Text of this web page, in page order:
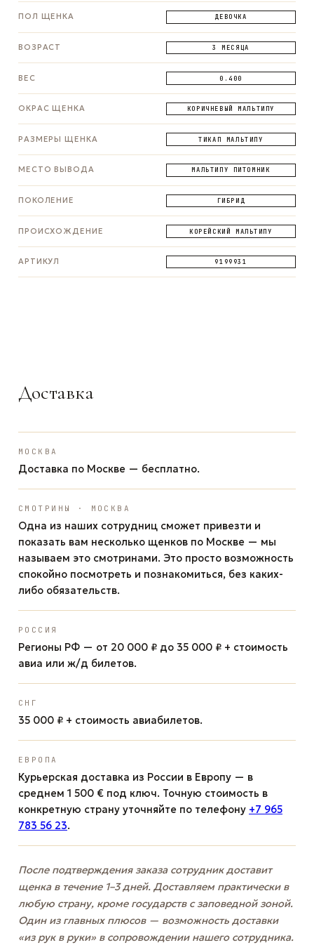
ПОЛ ЩЕНКА ДЕВОЧКА
ВОЗРАСТ 3 МЕСЯЦА
ВЕС 0.400
ОКРАС ЩЕНКА КОРИЧНЕВЫЙ МАЛЬТИПУ
РАЗМЕРЫ ЩЕНКА ТИКАП МАЛЬТИПУ
МЕСТО ВЫВОДА МАЛЬТИПУ ПИТОМНИК
ПОКОЛЕНИЕ ГИБРИД
ПРОИСХОЖДЕНИЕ КОРЕЙСКИЙ МАЛЬТИПУ
АРТИКУЛ 9199931
Доставка
МОСКВА
Доставка по Москве — бесплатно.
СМОТРИНЫ · МОСКВА
Одна из наших сотрудниц сможет привезти и
показать вам несколько щенков по Москве — мы
называем это смотринами. Это просто возможность
спокойно посмотреть и познакомиться, без каких-
либо обязательств.
РОССИЯ
Регионы РФ — от 20 000 ₽ до 35 000 ₽ + стоимость
авиа или ж/д билетов.
СНГ
35 000 ₽ + стоимость авиабилетов.
ЕВРОПА
Курьерская доставка из России в Европу — в
среднем 1 500 € под ключ. Точную стоимость в
конкретную страну уточняйте по телефону +7 965
783 56 23.
После подтверждения заказа сотрудник доставит
щенка в течение 1–3 дней. Доставляем практически в
любую страну, кроме государств с заповедной зоной.
Один из главных плюсов — возможность доставки
«из рук в руки» в сопровождении нашего сотрудника.